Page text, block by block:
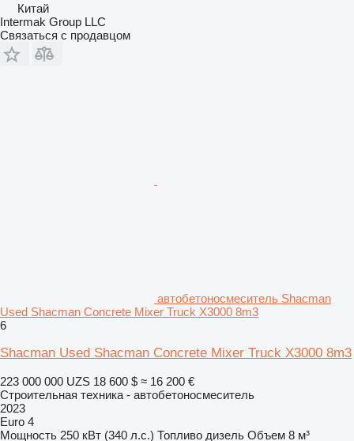
Китай
Intermak Group LLC
Связаться с продавцом
автобетоносмеситель Shacman
Used Shacman Concrete Mixer Truck X3000 8m3
6
Shacman Used Shacman Concrete Mixer Truck X3000 8m3
223 000 000 UZS 18 600 $ ≈ 16 200 €
Строительная техника - автобетоносмеситель
2023
Euro 4
Мощность 250 кВт (340 л.с.) Топливо дизель Объем 8 м³